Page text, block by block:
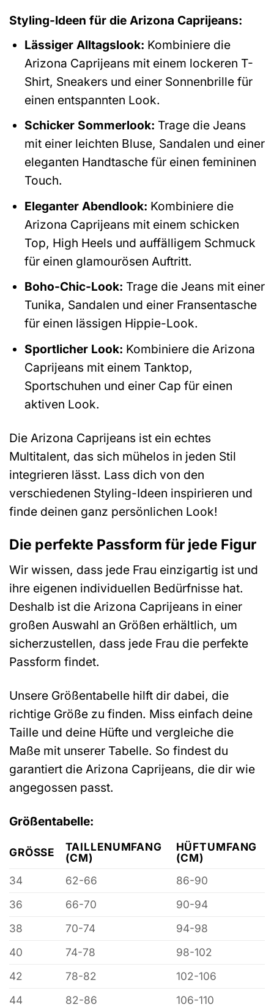
Styling-Ideen für die Arizona Caprijeans:
Lässiger Alltagslook: Kombiniere die
Arizona Caprijeans mit einem lockeren T-
Shirt, Sneakers und einer Sonnenbrille für
einen entspannten Look.
Schicker Sommerlook: Trage die Jeans
mit einer leichten Bluse, Sandalen und einer
eleganten Handtasche für einen femininen
Touch.
Eleganter Abendlook: Kombiniere die
Arizona Caprijeans mit einem schicken
Top, High Heels und auffälligem Schmuck
für einen glamourösen Auftritt.
Boho-Chic-Look: Trage die Jeans mit einer
Tunika, Sandalen und einer Fransentasche
für einen lässigen Hippie-Look.
Sportlicher Look: Kombiniere die Arizona
Caprijeans mit einem Tanktop,
Sportschuhen und einer Cap für einen
aktiven Look.
Die Arizona Caprijeans ist ein echtes
Multitalent, das sich mühelos in jeden Stil
integrieren lässt. Lass dich von den
verschiedenen Styling-Ideen inspirieren und
finde deinen ganz persönlichen Look!
Die perfekte Passform für jede Figur
Wir wissen, dass jede Frau einzigartig ist und
ihre eigenen individuellen Bedürfnisse hat.
Deshalb ist die Arizona Caprijeans in einer
großen Auswahl an Größen erhältlich, um
sicherzustellen, dass jede Frau die perfekte
Passform findet.
Unsere Größentabelle hilft dir dabei, die
richtige Größe zu finden. Miss einfach deine
Taille und deine Hüfte und vergleiche die
Maße mit unserer Tabelle. So findest du
garantiert die Arizona Caprijeans, die dir wie
angegossen passt.
Größentabelle:
GRÖSSE
TAILLENUMFANG
(CM)
HÜFTUMFANG
(CM)
34
62-66
86-90
36
66-70
90-94
38
70-74
94-98
40
74-78
98-102
42
78-82
102-106
44
82-86
106-110